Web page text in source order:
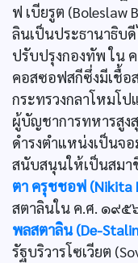
ฟ เบียรูต (Boleslaw
ลินเป็นประธานาธิบ
ปรับปรุงกองทัพ ใน
คอสซอฟสกีซึ่งมีเชื้อ
กระทรวงกลาโหมโ
ผู้บัญชาการทหารสูง
ดำรงตำแหน่งเป็นจ
สนับสนุนให้เป็นสมา
ตา ครุชชอฟ (Nikita
สตาลินใน ค.ศ. ๑๙๕
พลสตาลิน (De-
รัฐบริวารโซเวียต